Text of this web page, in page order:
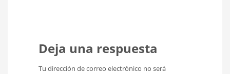
Deja una respuesta
Tu dirección de correo electrónico no será